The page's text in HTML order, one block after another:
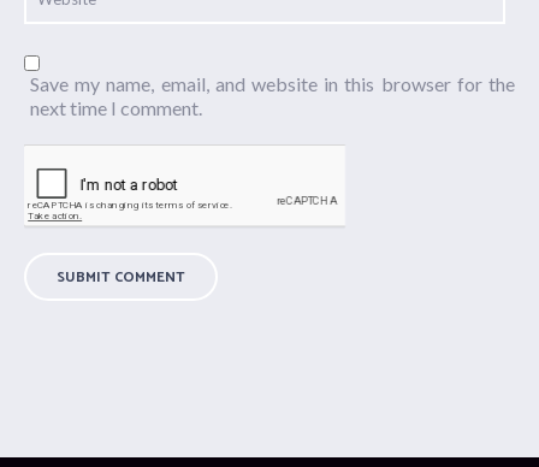
Save my name, email, and website in this browser for the
next time I comment.